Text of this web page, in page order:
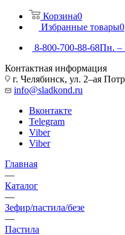
Корзина0
Избранные товары0
8-800-700-88-68Пн. –
Контактная информация
г. Челябинск, ул. 2–ая
info@sladkond.ru
Вконтакте
Telegram
Viber
Viber
Главная
—
Каталог
—
Зефир/пастила/безе
—
Пастила